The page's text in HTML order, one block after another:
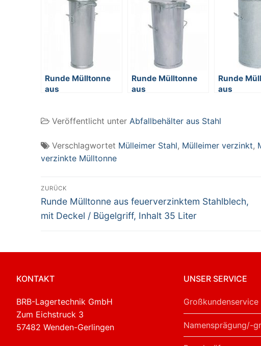
Runde Mülltonne
aus
Deckel / 2 seitliche
65 Liter
Runde Mülltonne
aus
Deckel / 2 seitliche
110 Liter
Runde
aus
Veröffentlicht unter Abfallbehälter aus Stahl
Verschlagwortet Mülleimer Stahl, Mülleimer verzinkt,
verzinkte Mülltonne
Beitragsnavigation
ZURÜCK
Vorheriger
Beitrag:
Runde Mülltonne aus feuerverzinktem Stahlblech,
mit Deckel / Bügelgriff, Inhalt 35 Liter
KONTAKT
BRB-Lagertechnik GmbH
Zum Eichstruck 3
57482 Wenden-Gerlingen
UNSER SERVICE
Großkundenservice
Namensprägung/-